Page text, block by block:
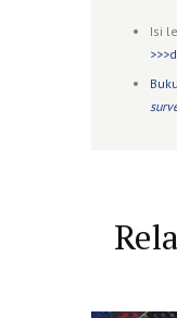
Isi